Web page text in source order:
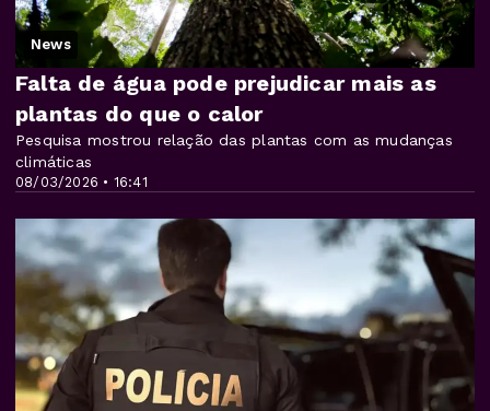
News
08/03/2026 • 16:41
Falta de água pode prejudicar mais as
plantas do que o calor
Pesquisa mostrou relação das plantas com as mudanças
climáticas